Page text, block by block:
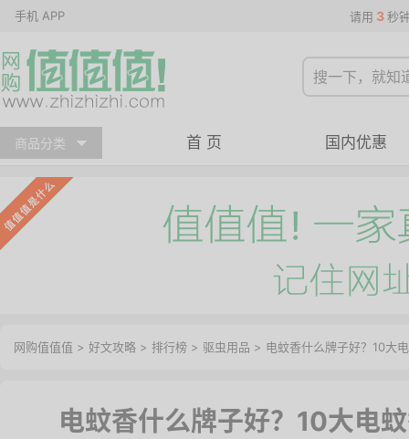
手机 APP 请用 3 秒
商品分类 首 页 国内优惠
网购值值值 > 好文攻略 > 排行榜 > 驱虫用品 > 电蚊香什么牌子好？10大
电蚊香什么牌子好？10大电